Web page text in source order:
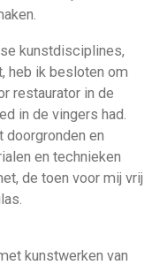
kunstdisciplines,
heb ik besloten om
restaurator in de
in de vingers had.
doorgronden en
en technieken
de toen voor mij vrij
kunstwerken van